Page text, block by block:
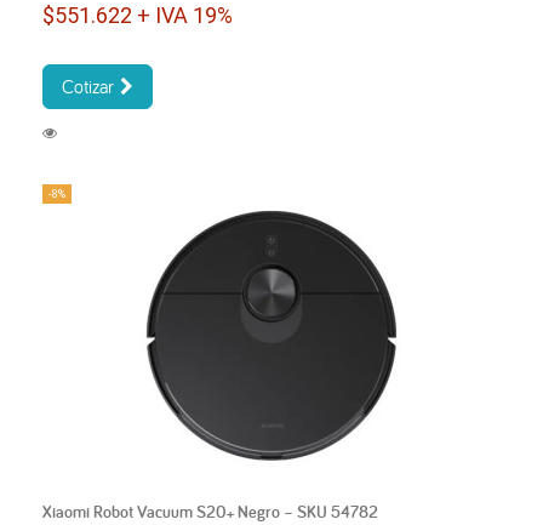
$551.622 + IVA 19%
Cotizar
-8%
Xiaomi Robot Vacuum S20+ Negro – SKU 54782